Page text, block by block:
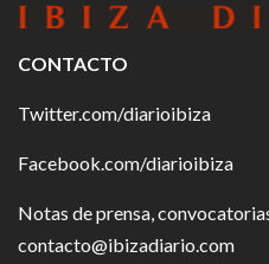
CONTACTO
Twitter.com/diarioibiza
Facebook.com/diarioibiza
Notas de prensa,
contacto@ibizadiario.com